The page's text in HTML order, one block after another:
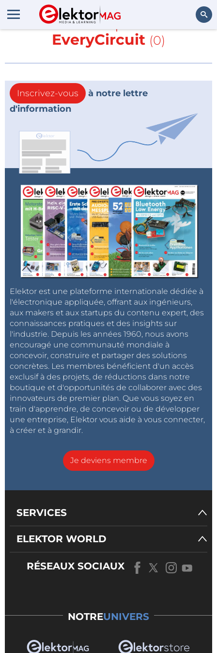
En savoir plus sur
EveryCircuit (0)
Inscrivez-vous
à notre lettre
d'information
Elektor est une plateforme internationale dédiée à
l'électronique appliquée, offrant aux ingénieurs,
aux makers et aux startups du contenu expert, des
connaissances pratiques et des insights sur
l'industrie. Depuis les années 1960, nous avons
encouragé une communauté mondiale à
concevoir, construire et partager des solutions
concrètes. Les membres bénéficient d'un accès
exclusif à des projets, de réductions dans notre
boutique et d'opportunités de collaborer avec des
innovateurs de premier plan. Que vous soyez en
train d'apprendre, de concevoir ou de développer
une entreprise, Elektor vous aide à vous connecter,
à créer et à grandir.
Je deviens membre
SERVICES
ELEKTOR WORLD
RÉSEAUX SOCIAUX
NOTREUNIVERS